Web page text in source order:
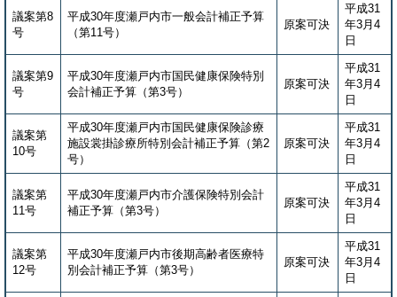
議案第8
号
平成30年度瀬戸内市一般会計補正予算
（第11号）
原案可決
平成31
年3月4
日
議案第9
号
平成30年度瀬戸内市国民健康保険特別
会計補正予算（第3号）
原案可決
平成31
年3月4
日
議案第
10号
平成30年度瀬戸内市国民健康保険診療
施設裳掛診療所特別会計補正予算（第2
号）
原案可決
平成31
年3月4
日
議案第
11号
平成30年度瀬戸内市介護保険特別会計
補正予算（第3号）
原案可決
平成31
年3月4
日
議案第
12号
平成30年度瀬戸内市後期高齢者医療特
別会計補正予算（第3号）
原案可決
平成31
年3月4
日